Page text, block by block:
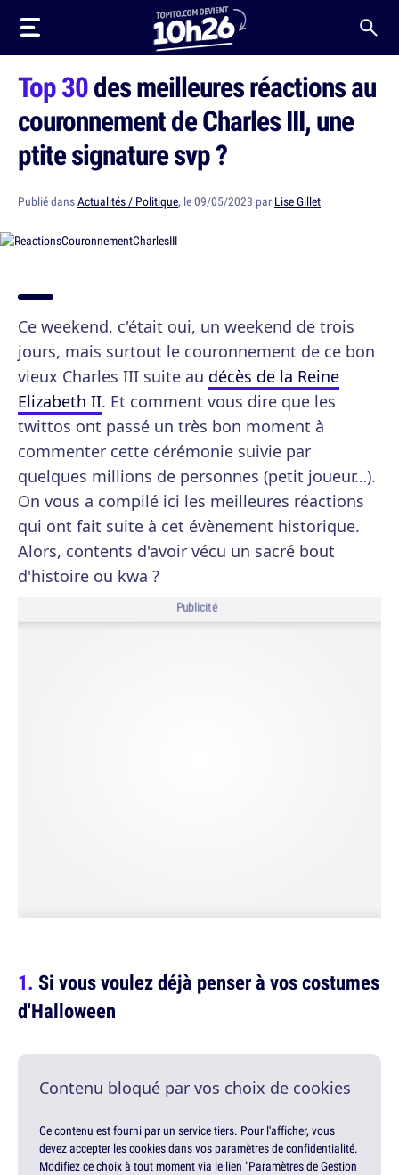
Top 30des meilleures réactions au
couronnement de Charles III, une
ptite signature svp ?
Publié dansActualités / Politique, le 09/05/2023 par Lise Gillet
Ce weekend, c'était oui, un weekend de trois
jours, mais surtout le couronnement de ce bon
vieux Charles III suite au décès de la Reine
Elizabeth II. Et comment vous dire que les
twittos ont passé un très bon moment à
commenter cette cérémonie suivie par
quelques millions de personnes (petit joueur…).
On vous a compilé ici les meilleures réactions
qui ont fait suite à cet évènement historique.
Alors, contents d'avoir vécu un sacré bout
d'histoire ou kwa ?
Publicité
Si vous voulez déjà penser à vos costumes
d'Halloween
Contenu bloqué par vos choix de cookies
Ce contenu est fourni par un service tiers. Pour l'afficher, vous
devez accepter les cookies dans vos paramètres de confidentialité.
Modifiez ce choix à tout moment via le lien "Paramètres de Gestion